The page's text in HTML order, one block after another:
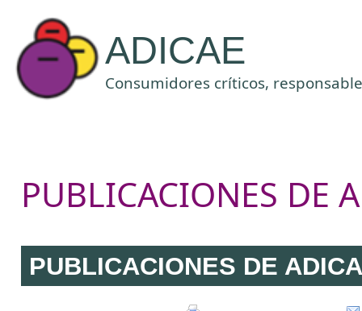
ADICAE
Consumidores críticos,
PUBLICACIONES DE
PUBLICACIONES DE